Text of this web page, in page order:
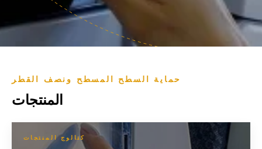
حماية السطح المسطح ونصف القطر
المنتجات
كتالوج المنتجات